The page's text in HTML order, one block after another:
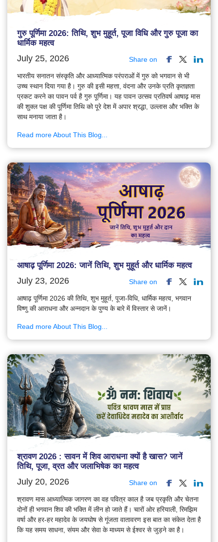
गुरु पूर्णिमा 2026: तिथि, शुभ मुहूर्त, पूजा विधि और गुरु पूजा का
धार्मिक महत्व
July 25, 2026 Share on
भारतीय सनातन संस्कृति और आध्यात्मिक परंपराओं में गुरु को भगवान से भी
उच्च स्थान दिया गया है। गुरु की इसी महत्ता, वंदना और उनके प्रति कृतज्ञता
प्रकट करने का पावन पर्व है गुरु पूर्णिमा। यह पावन उत्सव प्रतिवर्ष आषाढ़ मास
की शुक्ल पक्ष की पूर्णिमा तिथि को पूरे देश में अपार श्रद्धा, उल्लास और भक्ति के
साथ मनाया जाता है।
Read more About This Blog...
आषाढ़ पूर्णिमा 2026: जानें तिथि, शुभ मुहूर्त और धार्मिक महत्व
July 23, 2026 Share on
आषाढ़ पूर्णिमा 2026 की तिथि, शुभ मुहूर्त, पूजा-विधि, धार्मिक महत्व, भगवान
विष्णु की आराधना और अन्नदान के पुण्य के बारे में विस्तार से जानें।
Read more About This Blog...
श्रावण 2026 : सावन में शिव आराधना क्यों है खास? जानें
तिथि, पूजा, व्रत और जलाभिषेक का महत्व
July 20, 2026 Share on
श्रावण मास आध्यात्मिक जागरण का वह पवित्र काल है जब प्रकृति और चेतना
दोनों ही भगवान शिव की भक्ति में लीन हो जाते हैं। चारों ओर हरियाली, रिमझिम
वर्षा और हर-हर महादेव के जयघोष से गूंजता वातावरण इस बात का संकेत देता है
कि यह समय साधना, संयम और सेवा के माध्यम से ईश्वर से जुड़ने का है।